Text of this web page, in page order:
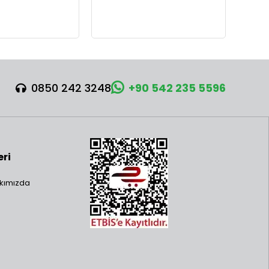
0850 242 3248 +90 542 235 5596